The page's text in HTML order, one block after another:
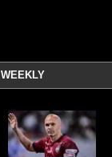
WEEKLY